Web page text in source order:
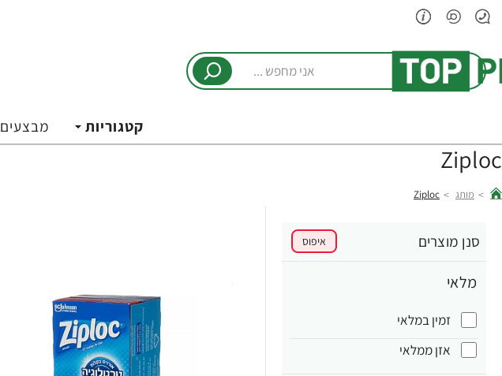
מחפש
קטגוריות מבצעים
Ziploc
מותג Ziploc
סנן מוצרים איפוס
מלאי
זמין במלאי
אזן ממלאי